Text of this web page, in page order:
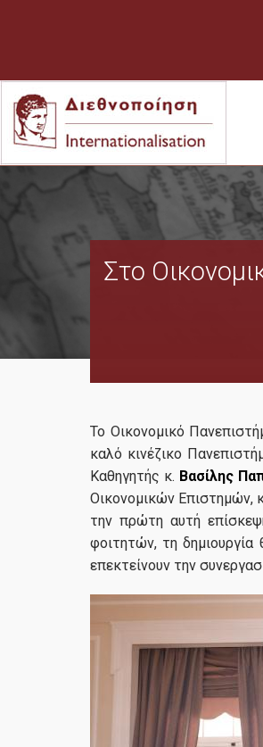
Στο
Το Οικονομικό
καλό κινέζικο
Καθηγητής κ. Βασίλης
Οικονομικών Επιστημών,
την πρώτη αυτή
φοιτητών, τη
επεκτείνουν την